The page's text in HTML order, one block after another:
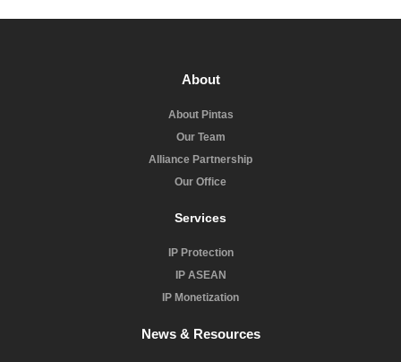
About
About Pintas
Our Team
Alliance Partnership
Our Office
Services
IP Protection
IP ASEAN
IP Monetization
News & Resources